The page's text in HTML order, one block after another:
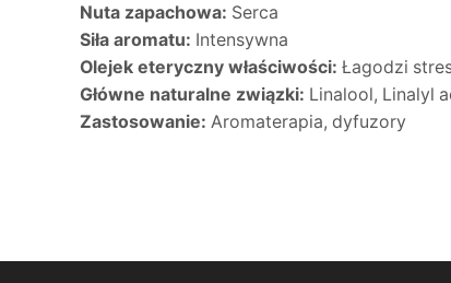
Nuta zapachowa: Serca
Siła aromatu: Intensywna
Olejek eteryczny właściwości: Łagodzi
Główne naturalne związki: Linalool, Linalyl
Zastosowanie: Aromaterapia, dyfuzory